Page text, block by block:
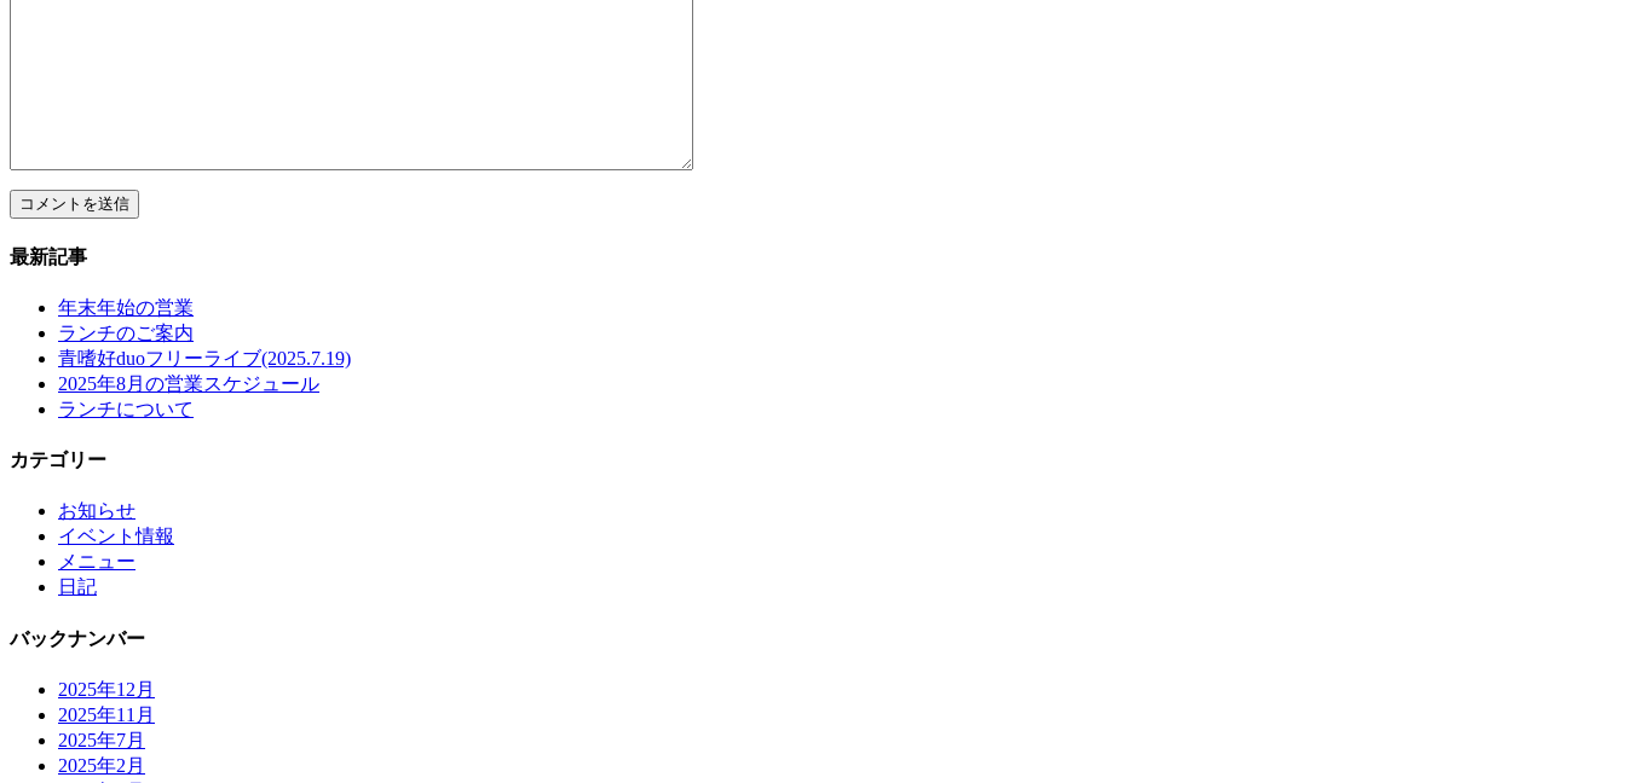
最新記事
年末年始の営業
ランチのご案内
青嗜好duoフリーライブ(2025.7.19)
2025年8月の営業スケジュール
ランチについて
カテゴリー
お知らせ
イベント情報
メニュー
日記
バックナンバー
2025年12月
2025年11月
2025年7月
2025年2月